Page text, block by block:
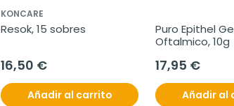
KONCARE
Resok, 15 sobres
16,50 €
Añadir al carrito
Puro Epithel
Oftalmico, 10g
17,95 €
Añadir al